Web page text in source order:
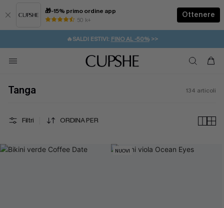
🎁-15% primo ordine app
50 k+
Ottenere
⚡️-15% SUGLI ESSENZIALI DA VACANZA | ACQUISTA
🔥SALDI ESTIVI: FINO AL -50%>>
🚚SPEDIZIONE GRATUITA DA 49€
💌REGALO PER I NUOVI: 20% DI SCONTO*
Tanga 134 articoli
Filtri ORDINA PER
NUOVI